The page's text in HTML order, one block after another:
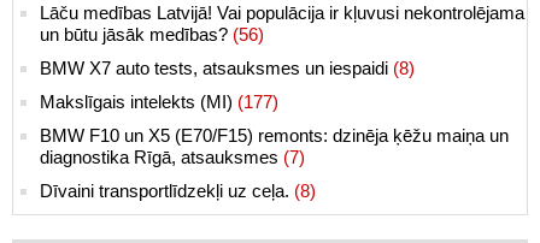
Lāču medības Latvijā! Vai populācija ir kļuvusi nekontrolējama
un būtu jāsāk medības? (56)
BMW X7 auto tests, atsauksmes un iespaidi (8)
Makslīgais intelekts (MI) (177)
BMW F10 un X5 (E70/F15) remonts: dzinēja ķēžu maiņa un
diagnostika Rīgā, atsauksmes (7)
Dīvaini transportlīdzekļi uz ceļa. (8)